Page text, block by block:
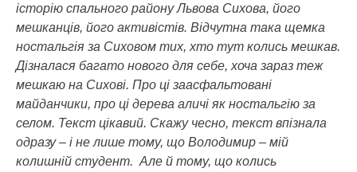
історію спального району Львова Сихова, його
мешканців, його активістів. Відчутна така щемка
ностальгія за Сиховом тих, хто тут колись мешкав.
Дізналася багато нового для себе, хоча зараз теж
мешкаю на Сихові. Про ці заасфальтовані
майданчики, про ці дерева аличі як ностальгію за
селом. Текст цікавий. Скажу чесно, текст впізнала
одразу – і не лише тому, що Володимир – мій
колишній студент. Але й тому, що колись